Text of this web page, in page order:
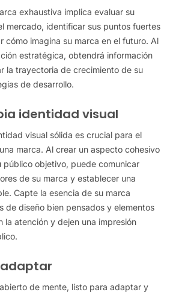
exhaustiva implica evaluar su
mercado, identificar sus puntos fuertes
cómo imagina su marca en el futuro. Al
estratégica, obtendrá información
la trayectoria de crecimiento de su
de desarrollo.
identidad visual
visual sólida es crucial para el
marca. Al crear un aspecto cohesivo
público objetivo, puede comunicar
de su marca y establecer una
Capte la esencia de su marca
de diseño bien pensados y elementos
la atención y dejen una impresión
de mente, listo para adaptar y